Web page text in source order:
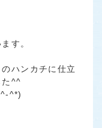
す。
ハンカチに仕立
た^^
^*)